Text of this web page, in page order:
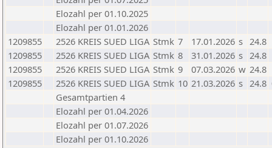
Elozahl per 01.10.2025
Elozahl per 01.01.2026
1209855
2526 KREIS SUED LIGA Stmk 7 17.01.2026 s 24.8
1209855
2526 KREIS SUED LIGA Stmk 8 31.01.2026 s 24.8
1209855
2526 KREIS SUED LIGA Stmk 9 07.03.2026 w 24.8
1209855
2526 KREIS SUED LIGA Stmk 10 21.03.2026 s 24.8
Gesamtpartien 4
Elozahl per 01.04.2026
Elozahl per 01.07.2026
Elozahl per 01.10.2026